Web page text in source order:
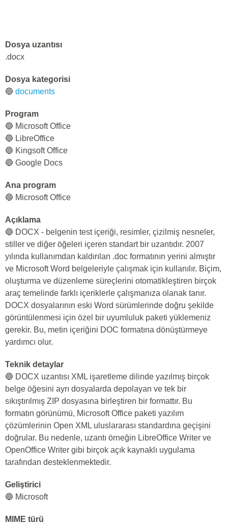
Dosya uzantısı
.docx
Dosya kategorisi
🔵 documents
Program
🔵 Microsoft Office
🔵 LibreOffice
🔵 Kingsoft Office
🔵 Google Docs
Ana program
🔵 Microsoft Office
Açıklama
🔵 DOCX - belgenin test içeriği, resimler, çizilmiş nesneler,
stiller ve diğer öğeleri içeren standart bir uzantıdır. 2007
yılında kullanımdan kaldırılan .doc formatının yerini almıştır
ve Microsoft Word belgeleriyle çalışmak için kullanılır. Biçim,
oluşturma ve düzenleme süreçlerini otomatikleştiren birçok
araç temelinde farklı içeriklerle çalışmanıza olanak tanır.
DOCX dosyalarının eski Word sürümlerinde doğru şekilde
görüntülenmesi için özel bir uyumluluk paketi yüklemeniz
gerekir. Bu, metin içeriğini DOC formatına dönüştürmeye
yardımcı olur.
Teknik detaylar
🔵 DOCX uzantısı XML işaretleme dilinde yazılmış birçok
belge öğesini ayrı dosyalarda depolayan ve tek bir
sıkıştırılmış ZIP dosyasına birleştiren bir formattır. Bu
formatın görünümü, Microsoft Office paketi yazılım
çözümlerinin Open XML uluslararası standardına geçişini
doğrular. Bu nedenle, uzantı örneğin LibreOffice Writer ve
OpenOffice Writer gibi birçok açık kaynaklı uygulama
tarafından desteklenmektedir.
Geliştirici
🔵 Microsoft
MIME türü